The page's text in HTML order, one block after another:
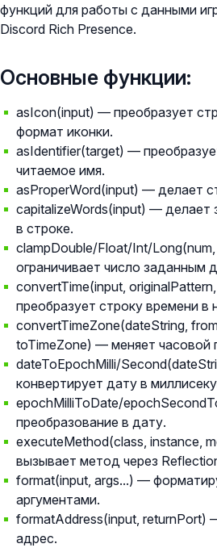
функций для работы с данными
Discord Rich Presence.
Основные функции:
asIcon(input) — преобразует
формат иконки.
asIdentifier(target) —
читаемое имя.
asProperWord(input) — делает
capitalizeWords(input) — делает
в строке.
clampDouble/Float/Int/
ограничивает число заданным
convertTime(input,
преобразует строку времени в
convertTimeZone(dateString,
toTimeZone) — меняет часовой
dateToEpochMilli/
конвертирует дату в
epochMilliToDate/
преобразование в дату.
executeMethod(class, instance,
вызывает метод через
format(input, args...) —
аргументами.
formatAddress(input, returnPort)
адрес.